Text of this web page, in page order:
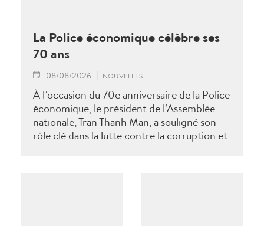
La Police économique célèbre ses
70 ans
08/08/2026 NOUVELLES
À l’occasion du 70e anniversaire de la Police
économique, le président de l’Assemblée
nationale, Tran Thanh Man, a souligné son
rôle clé dans la lutte contre la corruption et